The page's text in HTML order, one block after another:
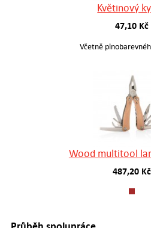
Květinový
47,10 Kč
Včetně
Wood multitool
487,20 Kč